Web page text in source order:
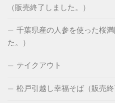
（販売終了しました。）
千葉県産の人参を使った桜
た。）
テイクアウト
松戸引越し幸福そば（販売終